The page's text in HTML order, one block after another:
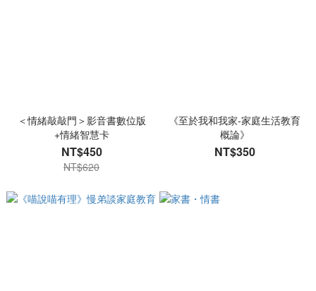
＜情緒敲敲門＞影音書數位版
+情緒智慧卡
NT$450
NT$620
《至於我和我家-家庭生活教育
概論》
NT$350